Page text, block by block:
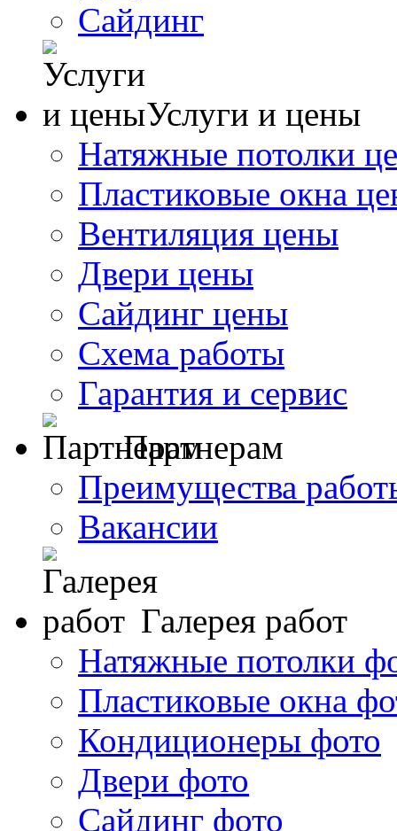
Сайдинг
Услуги и цены
Натяжные потолки
Пластиковые окна
Вентиляция цены
Двери цены
Сайдинг цены
Схема работы
Гарантия и сервис
Партнерам
Преимущества
Вакансии
Галерея работ
Натяжные потолки
Пластиковые окна
Кондиционеры фото
Двери фото
Сайдинг фото